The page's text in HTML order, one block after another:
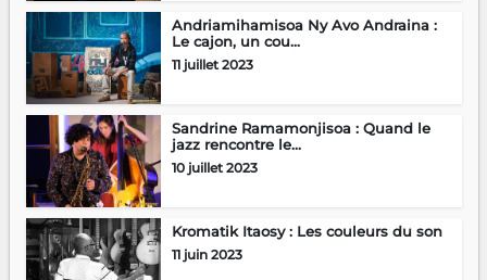
Andriamihamisoa Ny Avo Andraina :
Le cajon, un cou...
11 juillet 2023
Sandrine Ramamonjisoa : Quand le
jazz rencontre le...
10 juillet 2023
Kromatik Itaosy : Les couleurs du son
11 juin 2023